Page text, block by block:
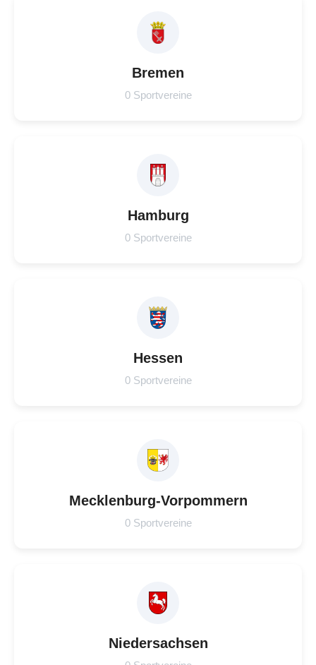
Bremen
0 Sportvereine
Hamburg
0 Sportvereine
Hessen
0 Sportvereine
Mecklenburg-Vorpommern
0 Sportvereine
Niedersachsen